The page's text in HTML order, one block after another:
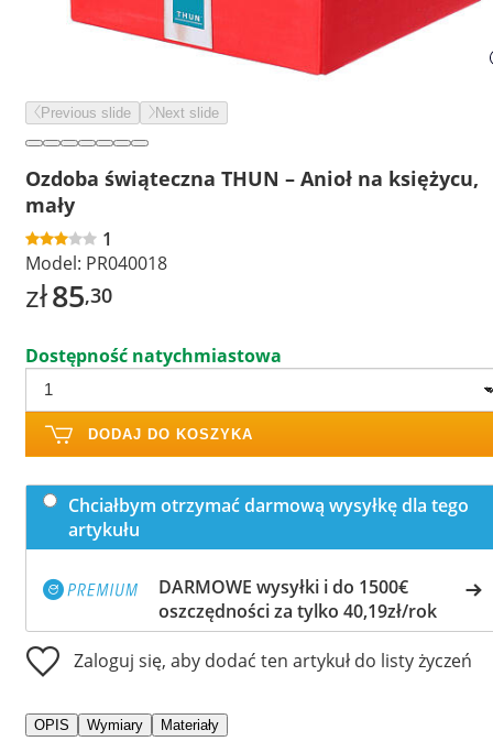
Previous slide Next slide
Ozdoba świąteczna THUN – Anioł na księżycu,
mały
1
Model: PR040018
zł85,30
Dostępność natychmiastowa
DODAJ DO KOSZYKA
Chciałbym otrzymać darmową wysyłkę dla tego
artykułu
DARMOWE wysyłki i do 1500€
oszczędności za tylko 40,19zł/rok
Zaloguj się, aby dodać ten artykuł do listy życzeń
OPIS Wymiary Materiały